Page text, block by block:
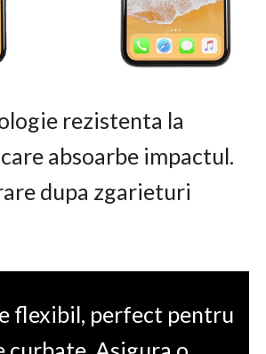
rezistenta la
absoarbe impactul.
dupa zgarieturi
flexibil, perfect pentru